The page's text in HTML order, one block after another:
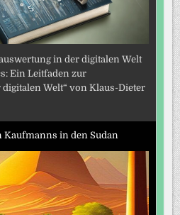
in der digitalen Welt
Ein Leitfaden zur
Welt“ von Klaus-Dieter
Kaufmanns in den Sudan